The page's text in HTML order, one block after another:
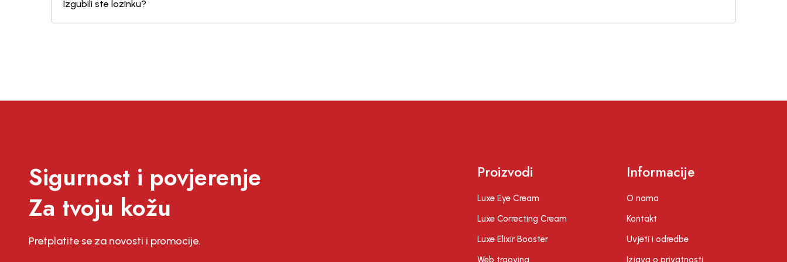
Izgubili ste lozinku?
Sigurnost i povjerenje
Za tvoju kožu
Pretplatite se za novosti i promocije.
Proizvodi
Luxe Eye Cream
Luxe Correcting Cream
Luxe Elixir Booster
Web trgovina
Informacije
O nama
Kontakt
Uvjeti i odredbe
Izjava o privatnosti